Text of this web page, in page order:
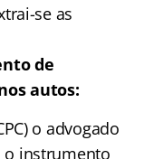
se as
de
autos:
o advogado
o instrumento